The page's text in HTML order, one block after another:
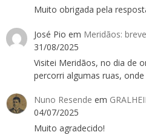
Muito obrigada pela
José Pio em Meridãos:
31/08/2025
Visitei Meridãos, no dia de
percorri algumas ruas,
Nuno Resende em
04/07/2025
Muito agradecido!